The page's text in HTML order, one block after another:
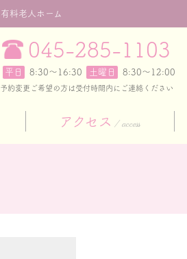
有料老人ホーム
045-285-1103
平日 8:30〜16:30 土曜日 8:30～12:00
予約変更ご希望の方は受付時間内にご連絡ください
アクセス access